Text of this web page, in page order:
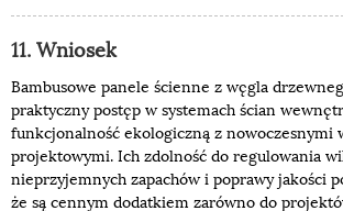
11. Wniosek
Bambusowe panele ścienne z węgla
praktyczny postęp w systemach ścian
funkcjonalność ekologiczną z nowoczesnymi
projektowymi. Ich zdolność do regulowania
nieprzyjemnych zapachów i poprawy jakości
że ​​są cennym dodatkiem zarówno do